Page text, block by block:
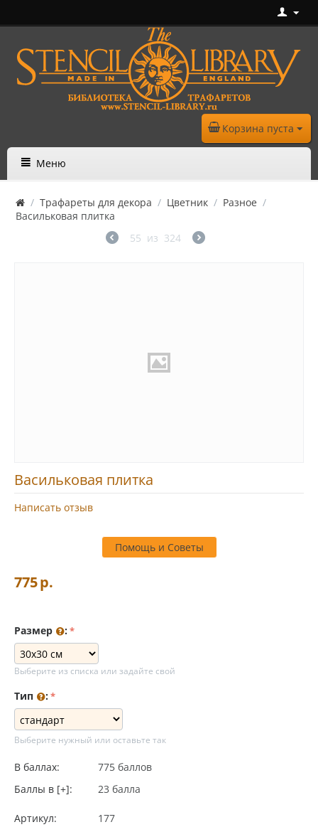
Корзина пуста
Меню
/ Трафареты для декора / Цветник / Разное /
Васильковая плитка
55 из 324
Васильковая плитка
Написать отзыв
Помощь и Советы
775р.
Размер :
Выберите из списка или задайте свой
Тип :
Выберите нужный или оставьте так
В баллах:
775 баллов
Баллы в [+]:
23 балла
Артикул:
177